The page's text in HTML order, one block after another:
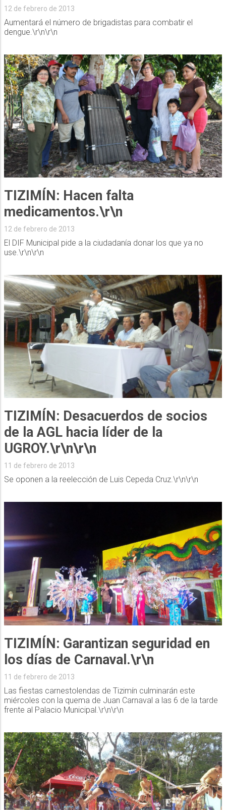
12 de febrero de 2013
Aumentará el número de brigadistas para combatir el
dengue.\r\n\r\n
TIZIMÍN: Hacen falta
medicamentos.\r\n
12 de febrero de 2013
El DIF Municipal pide a la ciudadanía donar los que ya no
use.\r\n\r\n
TIZIMÍN: Desacuerdos de socios
de la AGL hacia líder de la
UGROY.\r\n\r\n
11 de febrero de 2013
Se oponen a la reelección de Luis Cepeda Cruz.\r\n\r\n
TIZIMÍN: Garantizan seguridad en
los días de Carnaval.\r\n
11 de febrero de 2013
Las fiestas carnestolendas de Tizimín culminarán este
miércoles con la quema de Juan Carnaval a las 6 de la tarde
frente al Palacio Municipal.\r\n\r\n